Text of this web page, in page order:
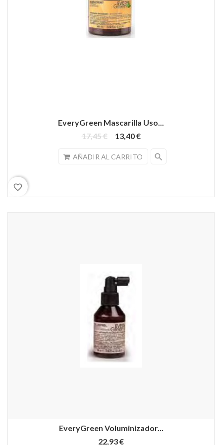
EveryGreen Mascarilla Uso...
17,45 €
13,40 €
AÑADIR AL CARRITO search
favorite_border
EveryGreen Voluminizador...
22,93 €